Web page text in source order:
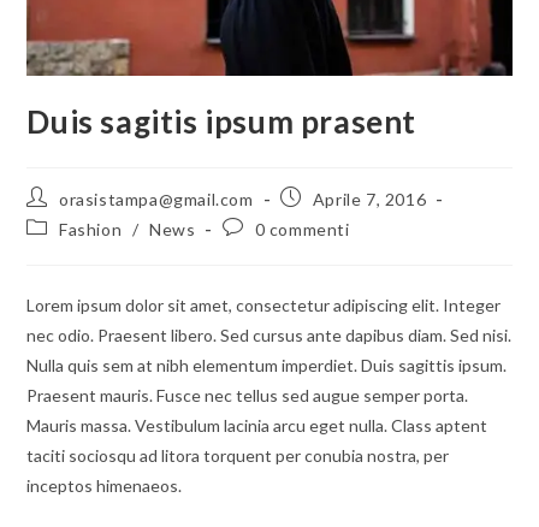
Duis sagitis ipsum prasent
Autore
dell'articolo:
orasistampa@gmail.com
Articolo
pubblicato:
Aprile 7, 2016
Categoria
Fashion / News
Commenti
0 commenti
Lorem ipsum dolor sit amet, consectetur adipiscing elit. Integer
nec odio. Praesent libero. Sed cursus ante dapibus diam. Sed nisi.
Nulla quis sem at nibh elementum imperdiet. Duis sagittis ipsum.
Praesent mauris. Fusce nec tellus sed augue semper porta.
Mauris massa. Vestibulum lacinia arcu eget nulla. Class aptent
taciti sociosqu ad litora torquent per conubia nostra, per
inceptos himenaeos.